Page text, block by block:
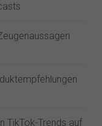
TikTok-Trends auf